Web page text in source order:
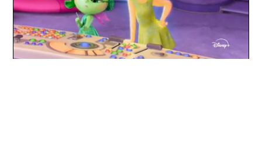
Unmute
Loaded:
0%
Progress:
0%